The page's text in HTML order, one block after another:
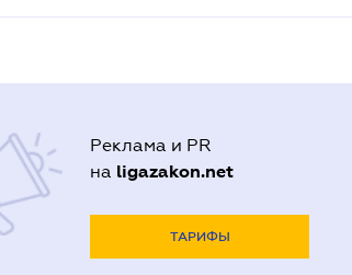
Реклама и PR
на ligazakon.net
ТАРИФЫ